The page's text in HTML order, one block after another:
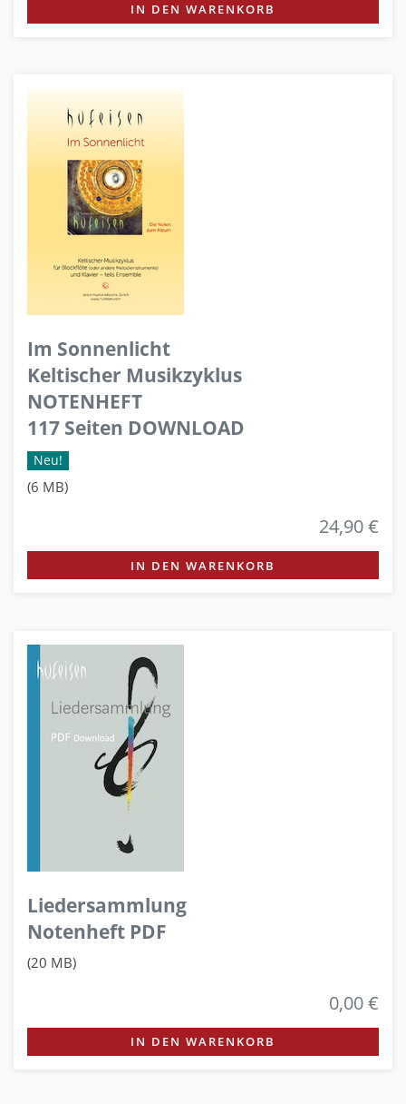
IN DEN WARENKORB
Im Sonnenlicht
Keltischer Musikzyklus
NOTENHEFT
117 Seiten DOWNLOAD
Neu!
(6 MB)
24,90 €
IN DEN WARENKORB
Liedersammlung
Notenheft PDF
(20 MB)
0,00 €
IN DEN WARENKORB